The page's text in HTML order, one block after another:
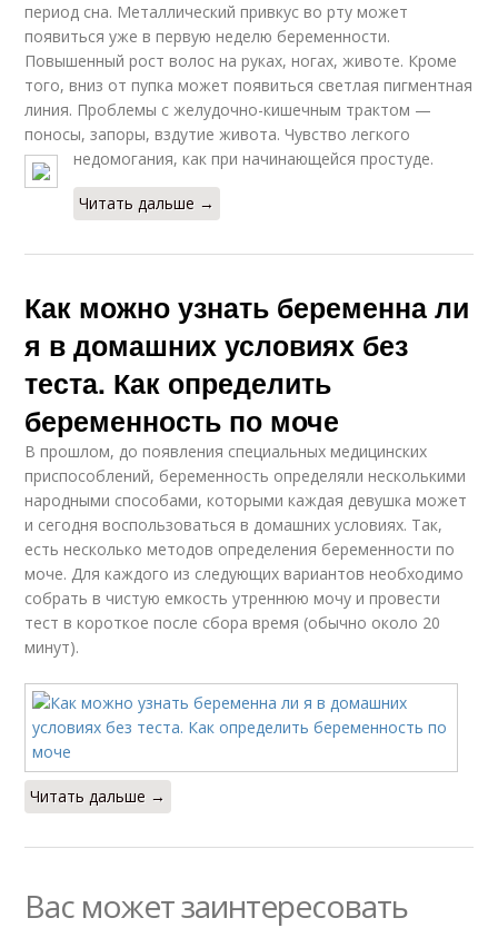
период сна. Металлический привкус во рту может
появиться уже в первую неделю беременности.
Повышенный рост волос на руках, ногах, животе. Кроме
того, вниз от пупка может появиться светлая пигментная
линия. Проблемы с желудочно-кишечным трактом —
поносы, запоры, вздутие живота. Чувство легкого
недомогания, как при начинающейся простуде.
Читать дальше →
Как можно узнать беременна ли
я в домашних условиях без
теста. Как определить
беременность по моче
В прошлом, до появления специальных медицинских
приспособлений, беременность определяли несколькими
народными способами, которыми каждая девушка может
и сегодня воспользоваться в домашних условиях. Так,
есть несколько методов определения беременности по
моче. Для каждого из следующих вариантов необходимо
собрать в чистую емкость утреннюю мочу и провести
тест в короткое после сбора время (обычно около 20
минут).
Читать дальше →
Вас может заинтересовать